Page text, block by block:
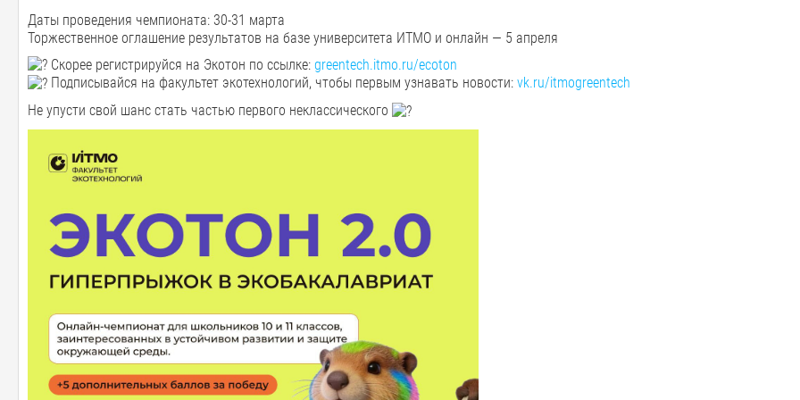
Даты проведения чемпионата: 30-31 марта
Торжественное оглашение результатов на базе университета ИТМО и онлайн — 5 апреля
Скорее регистрируйся на Экотон по ссылке: greentech.itmo.ru/ecoton
Подписывайся на факультет экотехнологий, чтобы первым узнавать новости: vk.ru/itmogreentech
Не упусти свой шанс стать частью первого неклассического